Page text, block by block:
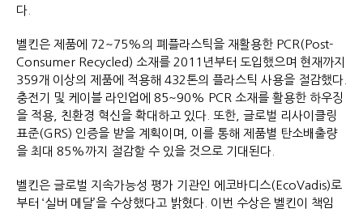
다.
벨킨은 제품에 72~75%의 폐플라스틱을 재활용한 PCR(Post-
Consumer Recycled) 소재를 2011년부터 도입했으며 현재까지
359개 이상의 제품에 적용해 432톤의 플라스틱 사용을 절감했다.
충전기 및 케이블 라인업에 85~90% PCR 소재를 활용한 하우징
을 적용, 친환경 혁신을 확대하고 있다. 또한, 글로벌 리사이클링
표준(GRS) 인증을 받을 계획이며, 이를 통해 제품별 탄소배출량
을 최대 85%까지 절감할 수 있을 것으로 기대된다.
벨킨은 글로벌 지속가능성 평가 기관인 에코바디스(EcoVadis)로
부터 ‘실버 메달’을 수상했다고 밝혔다. 이번 수상은 벨킨이 책임